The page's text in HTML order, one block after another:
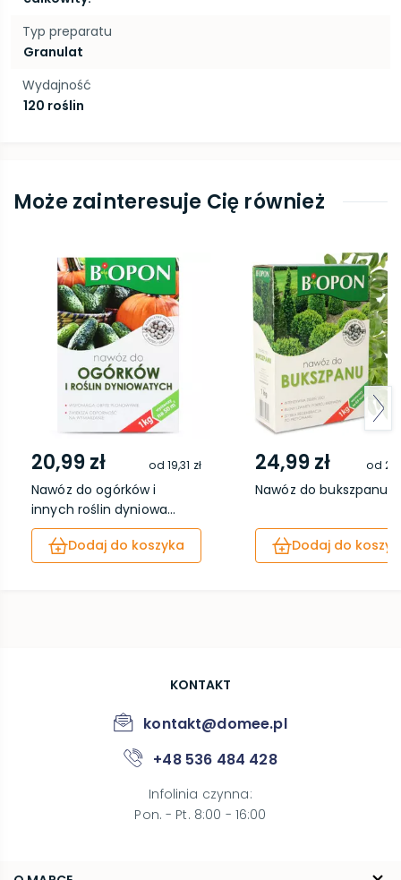
Typ preparatu
Granulat
Wydajność
120 roślin
Może zainteresuje Cię również
20,99 zł od 19,31 zł
Nawóz do ogórków i
innych roślin dyniowa...
Dodaj do koszyka
24,99 zł od
Nawóz do bukszpanu
Dodaj do
KONTAKT
kontakt@domee.pl
+48 536 484 428
Infolinia czynna:
Pon. - Pt. 8:00 - 16:00